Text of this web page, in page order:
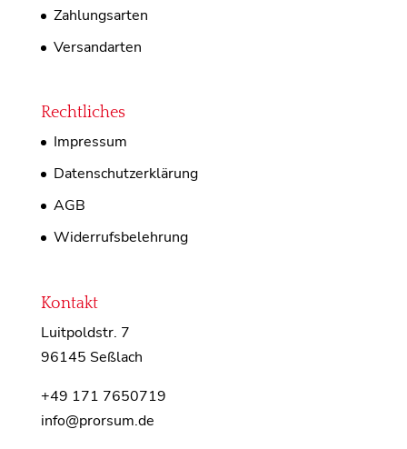
Zahlungsarten
Versandarten
Rechtliches
Impressum
Datenschutzerklärung
AGB
Widerrufsbelehrung
Kontakt
Luitpoldstr. 7
96145 Seßlach
+49 171 7650719
info@prorsum.de